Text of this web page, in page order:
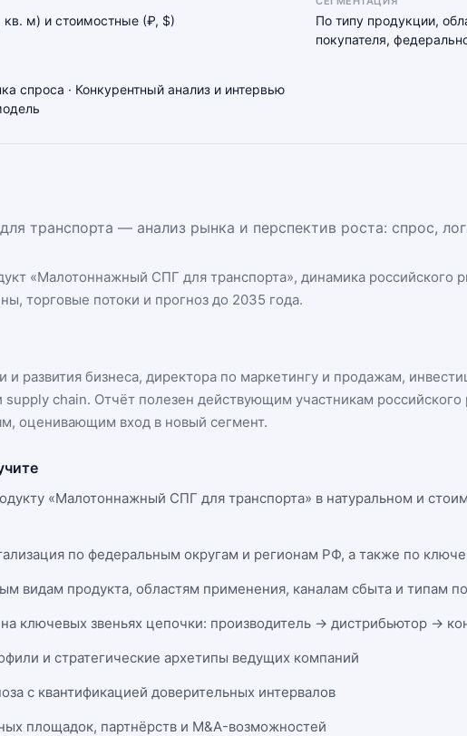
м) и стоимостные (₽, $)
По типу продукции,
покупателя,
спроса · Конкурентный анализ и интервью
транспорта — анализ рынка и перспектив роста: спрос,
«Малотоннажный СПГ для транспорта», динамика российского
торговые потоки и прогноз до 2035 года.
и развития бизнеса, директора по маркетингу и продажам,
supply chain. Отчёт полезен действующим участникам российского
оценивающим вход в новый сегмент.
«Малотоннажный СПГ для транспорта» в натуральном и
по федеральным округам и регионам РФ, а также по
видам продукта, областям применения, каналам сбыта и типам
ключевых звеньях цепочки: производитель → дистрибьютор →
и стратегические архетипы ведущих компаний
с квантификацией доверительных интервалов
площадок, партнёрств и M&A-возможностей